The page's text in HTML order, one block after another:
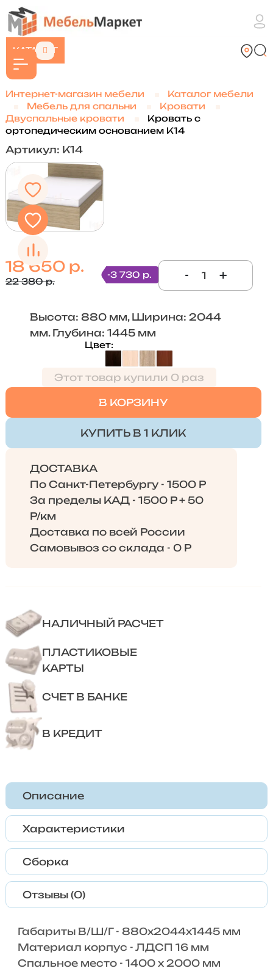
КАТАЛОГ
Интернет-магазин мебели
Каталог мебели
Мебель для спальни
Кровати
Двуспальные кровати
Кровать с
ортопедическим основанием К14
Артикул: К14
18 650 р.
22 380 р.
-3 730 р. - +
Высота: 880 мм, Ширина: 2044
мм. Глубина: 1445 мм
Цвет
Этот товар купили 0 раз
В КОРЗИНУ
КУПИТЬ В 1 КЛИК
ДОСТАВКА
По Санкт-Петербургу - 1500 Р
За пределы КАД - 1500 Р + 50
Р/км
Доставка по всей России
Самовывоз со склада - 0 Р
НАЛИЧНЫЙ РАСЧЕТ
ПЛАСТИКОВЫЕ
КАРТЫ
СЧЕТ В БАНКЕ
В КРЕДИТ
Описание
Характеристики
Сборка
Отзывы (0)
Габариты В/Ш/Г - 880x2044x1445 мм
Материал корпус - ЛДСП 16 мм
Спальное место - 1400 х 2000 мм